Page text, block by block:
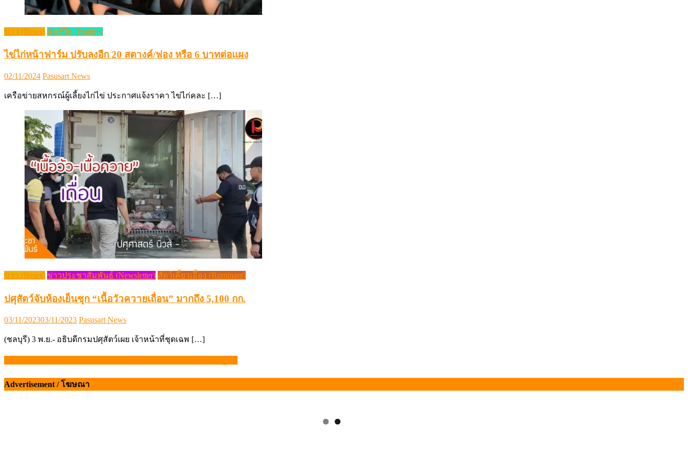
ข่าว (News) สัตว์ปีก (Poultry)
ไข่ไก่หน้าฟาร์ม ปรับลงอีก 20 สตางค์/ฟอง หรือ 6 บาทต่อแผง
Posted
02/11/2024 Author
Pasusart News
เครือข่ายสหกรณ์ผู้เลี้ยงไก่ไข่ ประกาศแจ้งราคา ไข่ไก่คละ […]
ข่าว (News) ข่าวประชาสัมพันธ์ (Newsletter) สัตว์เคี้ยวเอื้อง (Ruminant)
ปศุสัตว์จับห้องเย็นซุก “เนื้อวัวควายเถื่อน” มากถึง 5,100 กก.
Posted
03/11/202303/11/2023 Author
Pasusart News
(ชลบุรี) 3 พ.ย.- อธิบดีกรมปศุสัตว์เผย เจ้าหน้าที่ชุดเฉพ […]
แนะแนว
เรื่อง
Advertisement / โฆษณา